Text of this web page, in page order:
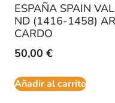
ESPAÑA SPAIN
ND (1416-1458)
CARDO
50,00 €
Añadir al carrito